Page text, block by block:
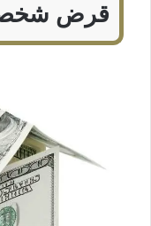
قرض شخصي